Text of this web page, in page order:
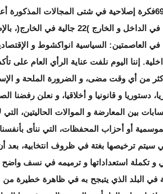
يزيد على 697فكرة إصلاحية في شتى المجالات
الموريتانيين في الداخل و
في العاصمتين: السياسية انواكشوط و
إننا اليوم نلفت عناية الرأي العام
من أي وقت مضى، و الضرورة الملحة و
دستوريا و قانونيا و أخلاقيا، و نعلن
بين المعارضة و الموالات الحاليتين،
أو أحزاب المحفظات، التي ننأى
سيتم ترخيصها بغتة في ظروف انتخابية،
و تكملة استعداداتها و ترميمه في نسف
في البلد الذي يتبجح به في ظاهرة خطيرة